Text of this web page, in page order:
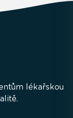
lékařskou